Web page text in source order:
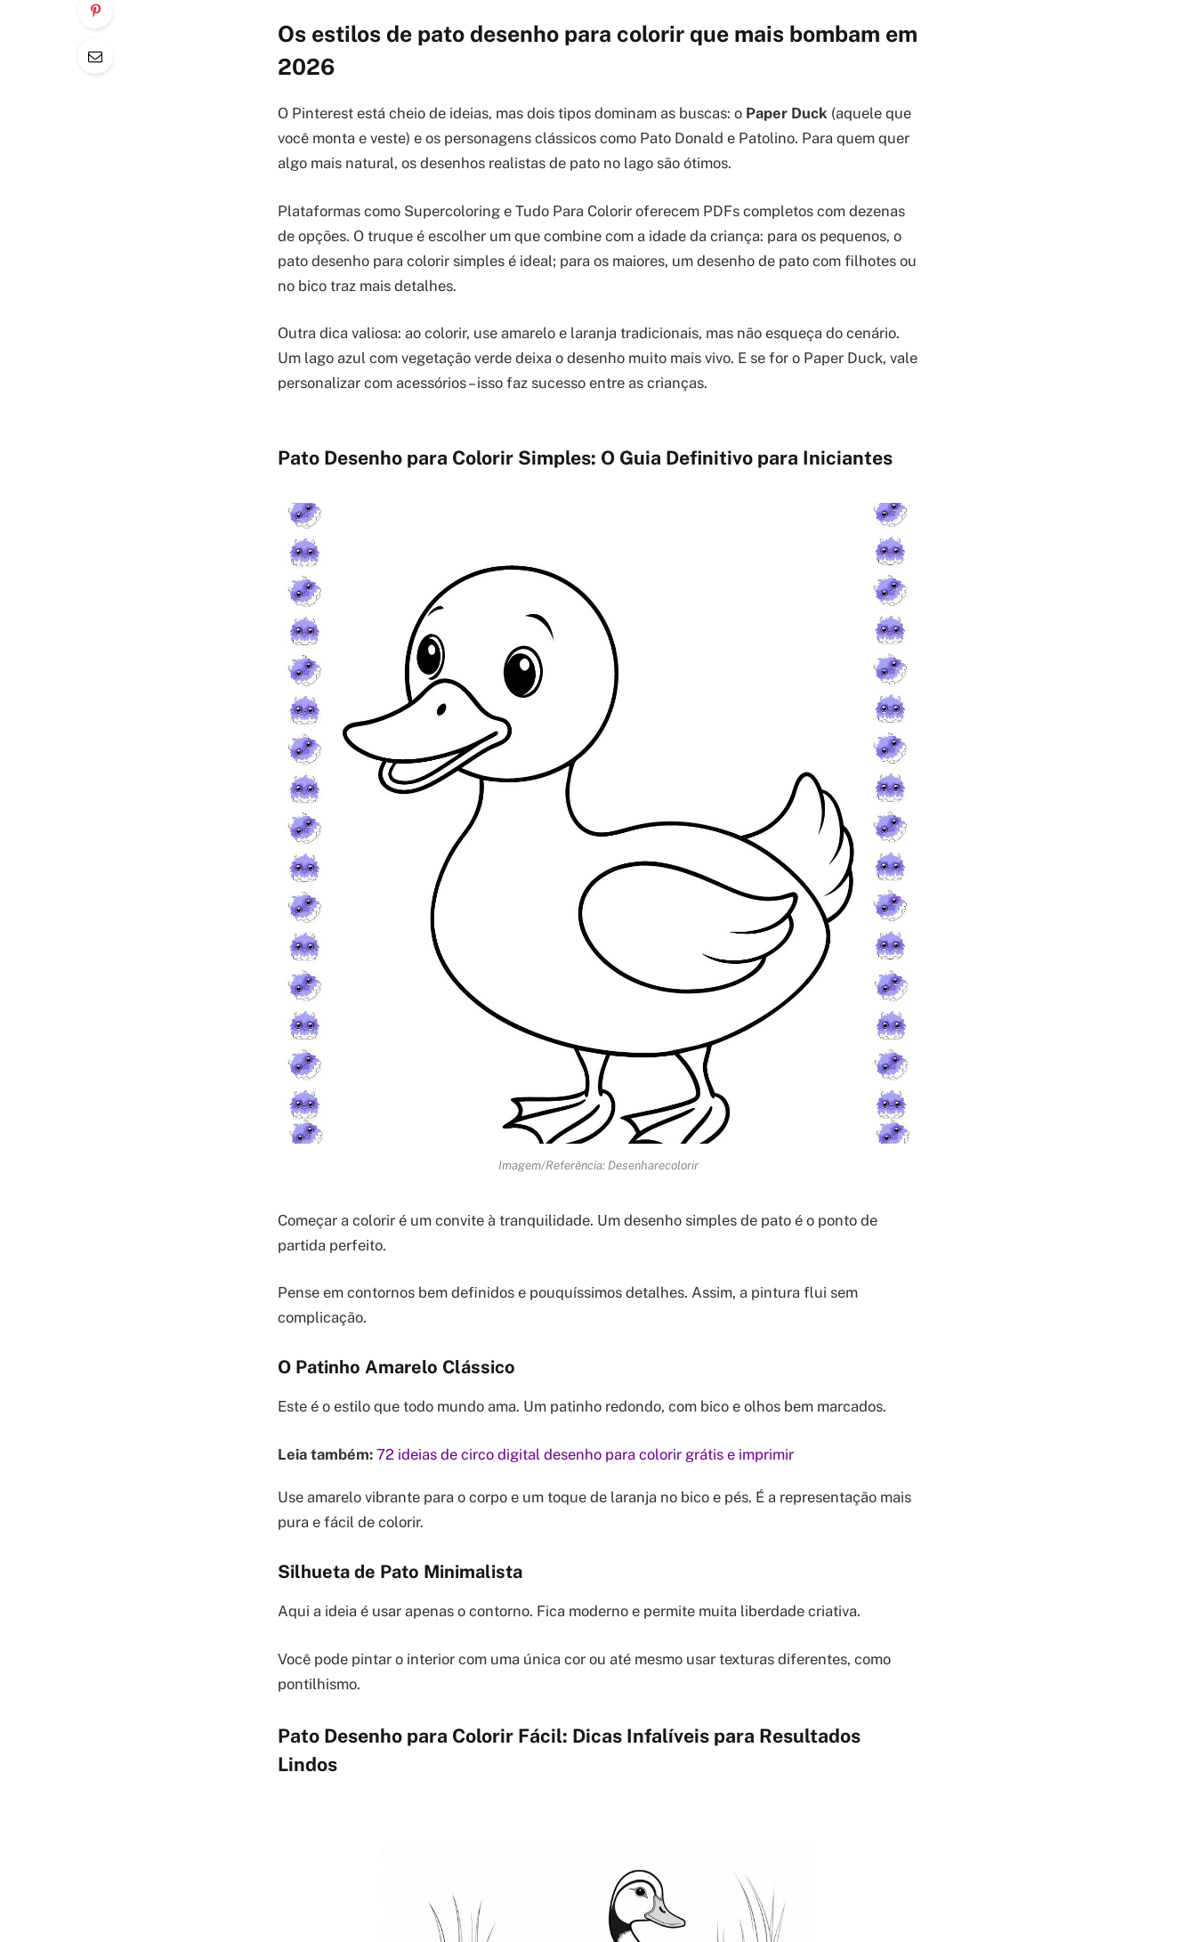
Os estilos de pato desenho para colorir que mais bombam em
2026
O Pinterest está cheio de ideias, mas dois tipos dominam as buscas: o Paper Duck (aquele que
você monta e veste) e os personagens clássicos como Pato Donald e Patolino. Para quem quer
algo mais natural, os desenhos realistas de pato no lago são ótimos.
Plataformas como Supercoloring e Tudo Para Colorir oferecem PDFs completos com dezenas
de opções. O truque é escolher um que combine com a idade da criança: para os pequenos, o
pato desenho para colorir simples é ideal; para os maiores, um desenho de pato com filhotes ou
no bico traz mais detalhes.
Outra dica valiosa: ao colorir, use amarelo e laranja tradicionais, mas não esqueça do cenário.
Um lago azul com vegetação verde deixa o desenho muito mais vivo. E se for o Paper Duck, vale
personalizar com acessórios – isso faz sucesso entre as crianças.
Pato Desenho para Colorir Simples: O Guia Definitivo para Iniciantes
Imagem/Referência: Desenharecolorir
Começar a colorir é um convite à tranquilidade. Um desenho simples de pato é o ponto de
partida perfeito.
Pense em contornos bem definidos e pouquíssimos detalhes. Assim, a pintura flui sem
complicação.
O Patinho Amarelo Clássico
Este é o estilo que todo mundo ama. Um patinho redondo, com bico e olhos bem marcados.
Leia também: 72 ideias de circo digital desenho para colorir grátis e imprimir
Use amarelo vibrante para o corpo e um toque de laranja no bico e pés. É a representação mais
pura e fácil de colorir.
Silhueta de Pato Minimalista
Aqui a ideia é usar apenas o contorno. Fica moderno e permite muita liberdade criativa.
Você pode pintar o interior com uma única cor ou até mesmo usar texturas diferentes, como
pontilhismo.
Pato Desenho para Colorir Fácil: Dicas Infalíveis para Resultados
Lindos